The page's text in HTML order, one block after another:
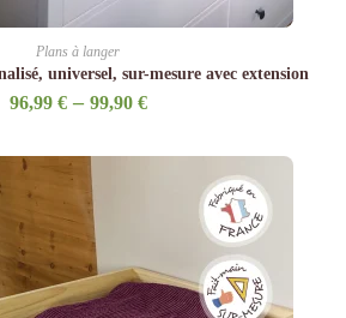
Plans à langer
universel, sur-mesure avec extension
96,99 €– 99,90 €